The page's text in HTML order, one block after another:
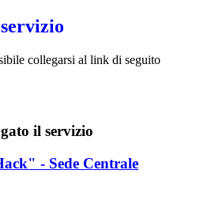
collegarsi al link di seguito
il servizio
- Sede Centrale